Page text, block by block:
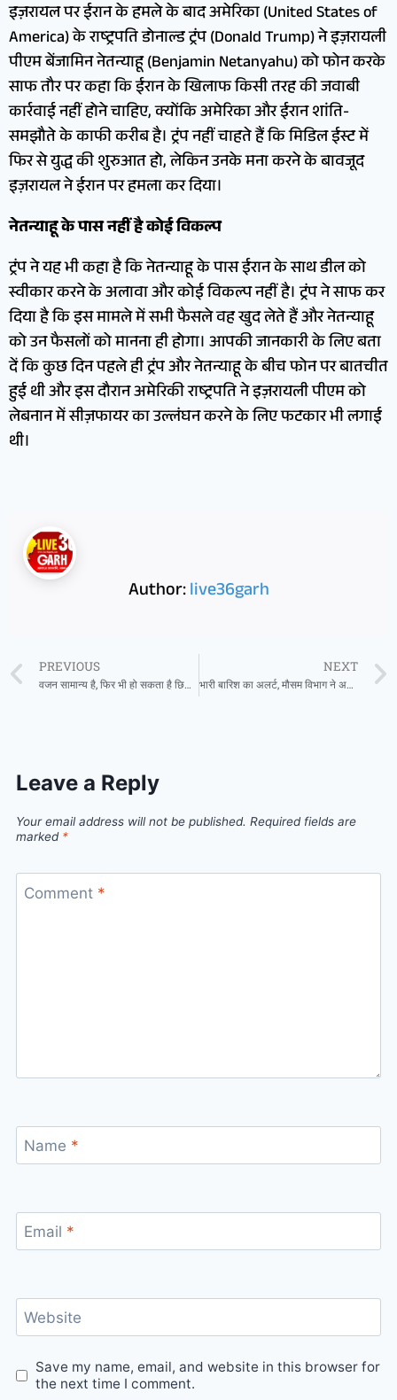
इज़रायल पर ईरान के हमले के बाद अमेरिका (United States of
America) के राष्ट्रपति डोनाल्ड ट्रंप (Donald Trump) ने इज़रायली
पीएम बेंजामिन नेतन्याहू (Benjamin Netanyahu) को फोन करके
साफ तौर पर कहा कि ईरान के खिलाफ किसी तरह की जवाबी
कार्रवाई नहीं होने चाहिए, क्योंकि अमेरिका और ईरान शांति-
समझौते के काफी करीब है। ट्रंप नहीं चाहते हैं कि मिडिल ईस्ट में
फिर से युद्ध की शुरुआत हो, लेकिन उनके मना करने के बावजूद
इज़रायल ने ईरान पर हमला कर दिया।
नेतन्याहू के पास नहीं है कोई विकल्प
ट्रंप ने यह भी कहा है कि नेतन्याहू के पास ईरान के साथ डील को
स्वीकार करने के अलावा और कोई विकल्प नहीं है। ट्रंप ने साफ कर
दिया है कि इस मामले में सभी फैसले वह खुद लेते हैं और नेतन्याहू
को उन फैसलों को मानना ही होगा। आपकी जानकारी के लिए बता
दें कि कुछ दिन पहले ही ट्रंप और नेतन्याहू के बीच फोन पर बातचीत
हुई थी और इस दौरान अमेरिकी राष्ट्रपति ने इज़रायली पीएम को
लेबनान में सीज़फायर का उल्लंघन करने के लिए फटकार भी लगाई
थी।
Author:live36garh
PREVIOUS
वजन सामान्य है, फिर भी हो सकता है छिपा मोटापा, एनल्स ऑफ इंटरनल मेडिसिन की रिसर्च
NEXT
भारी बारिश का अलर्ट, मौसम विभाग ने अगले दो दिन इन राज्यों के लिए जारी की चेतावनी
Leave a Reply
Your email address will not be published. Required fields are
marked *
Comment *
Name *
Email *
Website
Save my name, email, and website in this browser for
the next time I comment.